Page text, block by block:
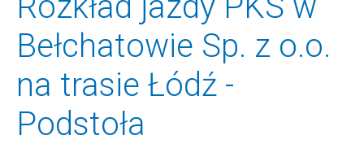
Bełchatowie Sp. z o.o.
na trasie Łódź -
Podstoła